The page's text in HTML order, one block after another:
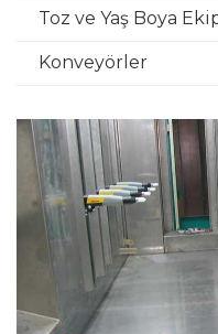
Toz ve Yaş Boya
Konveyörler